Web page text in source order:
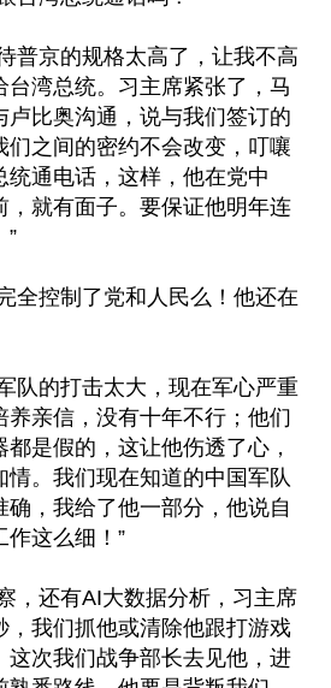
普京的规格太高了，让我不高
台湾总统。习主席紧张了，马
卢比奥沟通，说与我们签订的
们之间的密约不会改变，叮嚷
统通电话，这样，他在党中
，就有面子。要保证他明年连
”
全控制了党和人民么！他还在
队的打击太大，现在军心严重
养亲信，没有十年不行；他们
是假的，这让他伤透了心，
情。我们现在知道的中国军队
，我给了他一部分，他说自
作这么细！”
，还有AI大数据分析，习主席
，我们抓他或清除他跟打游戏
这次我们战争部长去见他，进